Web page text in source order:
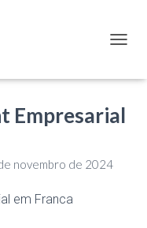
Empresarial
novembro de 2024